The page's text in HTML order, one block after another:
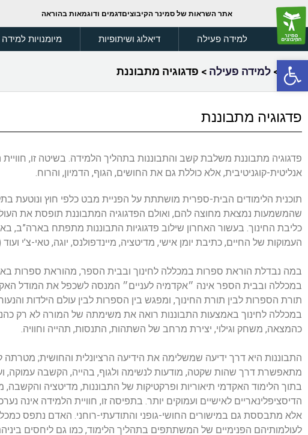
פתח סרגל נגישות
אתר השראות של סמינר הקיבוציםדגמים ודוגמאות בהוראה
למידה פעילה דיאלוג ושיתופיות מיומנויות למידה
בית > למידה פעילה > פדגוגיה מתבוננת
פדגוגיה מתבוננת
פדגוגיה מתבוננת משלבת קשב והתבוננות בתהליך הלמידה. בשיטה זו,
אנליטית-קוגניטיבית, אלא כוללת גם את החושים, הגוף, הדמיון, והרוח.
תוכנית הלימודים הבית-ספרית מושתתת על הפניית מבט כלפי חוץ ונוטעת
שהמשמעות נמצאת מחוצה להם, ואולם הפדגוגיה המתבוננת תופסת את
כליבת החינוך. בעשור האחרון שילוב פדגוגיות התבוננות מתפתח בארה”ב,
העמוקות של החיים, כתיבת יומן אישי, מדיטציה, מיינדפולנס, יוגה, טאי-צ’י ועוד
במה נבדלת הוראת ספרות במכללה לחינוך ובבית הספר, מהוראת ספרות
במכללה ובבית הספר אינה ״אקדמיה לעניים״ המנסה לשכפל את המודל
תורת הספרות לבין תורת החינוך, ומפגש בין הספרות לבין עולם הילדות
במכללה לחינוך באמצעות התבוננות רואה את משימתה של המורה לא רק
כהמצאה, משחק וגילוי, יצירת מרחב של השתהות, התנסות, תהייה וחוויה.
התבוננות היא דרך ידיעה שמשלימה את הידיעה הרציונלית והחושית; מטרתה
מתאפשרת דרך שהות שקטה, מודעות לנשימה ולגוף, בהייה, הקשבה עמוקה,
בתוך הלימוד האקדמי תיאוריות ופרקטיקות של התבוננות, מדיטציה
הדיסציפלינאריים לאישיים ועמוקים יותר. בתפיסה זו, חוויית הלמידה אינה
אלא מתבססת גם במישורים החושי-גופני והתודעתי-רוחני. האדם נתפס
לעולמותיהם הפנימיים של המשתתפים בתהליך הלימוד, כמו גם ליחסים